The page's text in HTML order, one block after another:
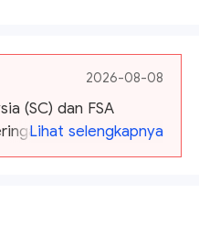
2026-08-08
(SC) dan FSA
terhadap
Lihat selengkapnya